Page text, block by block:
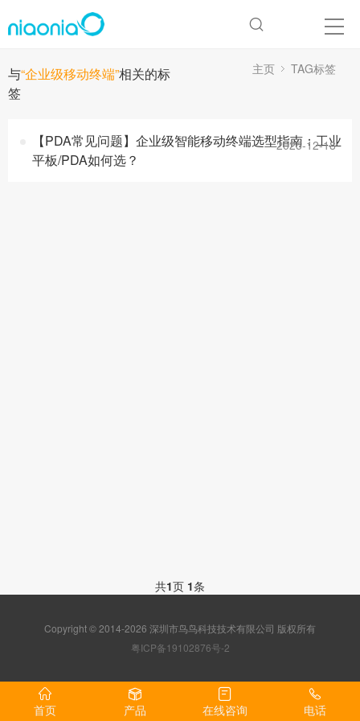
与“企业级移动终端”相关的标
签
主页 TAG标签
【PDA常见问题】企业级智能移动终端选型指南：工业
平板/PDA如何选？
2025-12-18
共1页 1条
Copyright © 2014-2026 深圳市鸟鸟科技技术有限公司 版权所有
粤ICP备19102876号-2
首页 产品 在线咨询 电话